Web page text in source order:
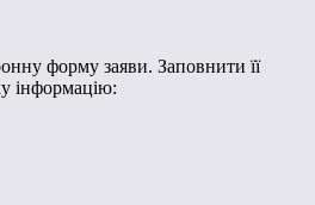
форму заяви. Заповнити її
інформацію: